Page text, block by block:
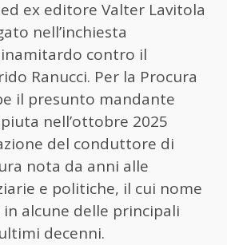
ex editore Valter Lavitola
nell’inchiesta
contro il
Ranucci. Per la Procura
il presunto mandante
nell’ottobre 2025
del conduttore di
nota da anni alle
e politiche, il cui nome
alcune delle principali
decenni.